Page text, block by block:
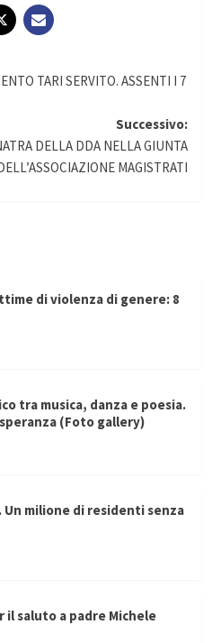
TARI SERVITO. ASSENTI I 7
Successivo:
DELLA DDA NELLA GIUNTA
MAGISTRATI
di violenza di genere: 8
tra musica, danza e poesia.
(Foto gallery)
Un milione di residenti senza
saluto a padre Michele